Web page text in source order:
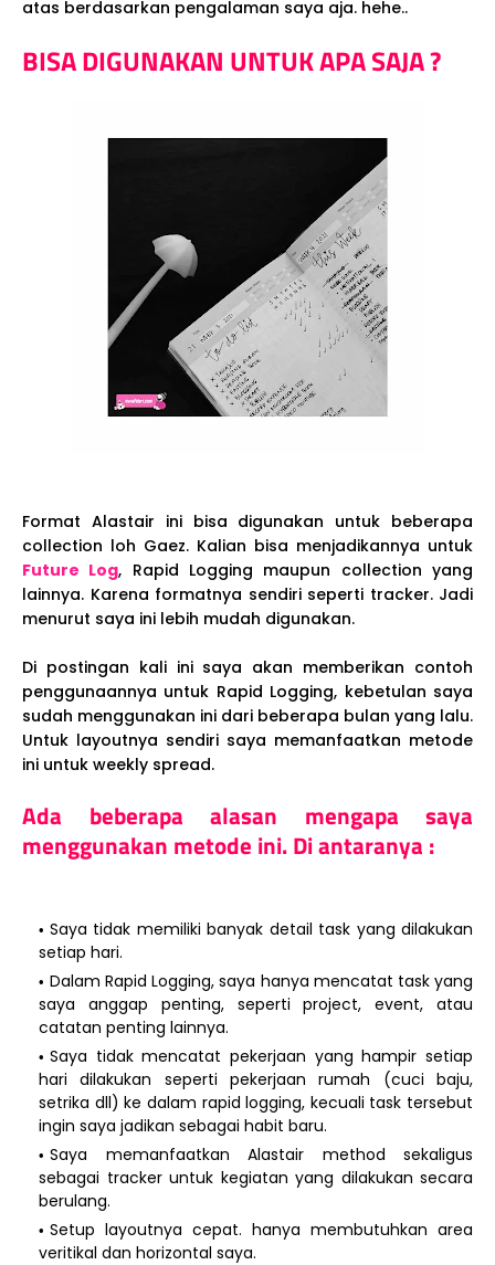
atas berdasarkan pengalaman saya aja. hehe..
BISA DIGUNAKAN UNTUK APA SAJA ?
Format Alastair ini bisa digunakan untuk beberapa
collection loh Gaez. Kalian bisa menjadikannya untuk
Future Log, Rapid Logging maupun collection yang
lainnya. Karena formatnya sendiri seperti tracker. Jadi
menurut saya ini lebih mudah digunakan.
Di postingan kali ini saya akan memberikan contoh
penggunaannya untuk Rapid Logging, kebetulan saya
sudah menggunakan ini dari beberapa bulan yang lalu.
Untuk layoutnya sendiri saya memanfaatkan metode
ini untuk weekly spread.
Ada beberapa alasan mengapa saya
menggunakan metode ini. Di antaranya :
Saya tidak memiliki banyak detail task yang dilakukan
setiap hari.
Dalam Rapid Logging, saya hanya mencatat task yang
saya anggap penting, seperti project, event, atau
catatan penting lainnya.
Saya tidak mencatat pekerjaan yang hampir setiap
hari dilakukan seperti pekerjaan rumah (cuci baju,
setrika dll) ke dalam rapid logging, kecuali task tersebut
ingin saya jadikan sebagai habit baru.
Saya memanfaatkan Alastair method sekaligus
sebagai tracker untuk kegiatan yang dilakukan secara
berulang.
Setup layoutnya cepat. hanya membutuhkan area
veritikal dan horizontal saya.